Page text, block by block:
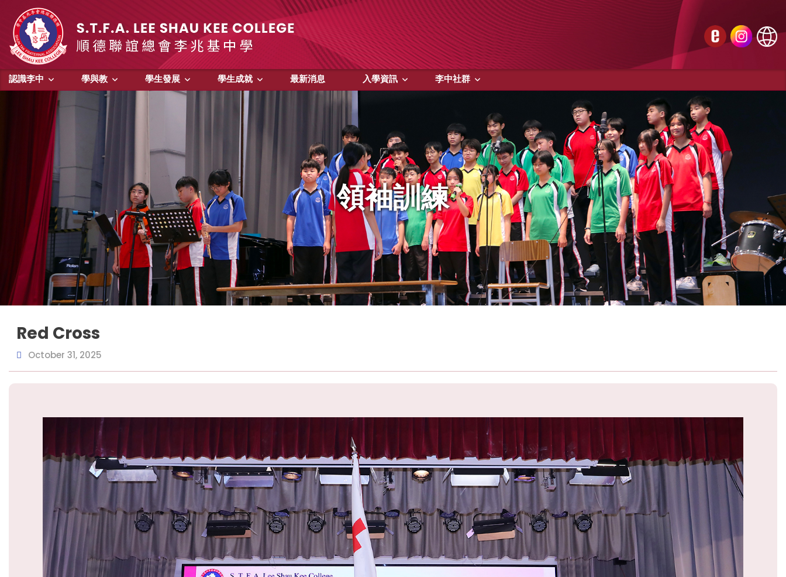
認識李中 學與教 學生發展 學生成就 最新消息 入學資訊 李中社群
領袖訓練
Red Cross
October 31, 2025